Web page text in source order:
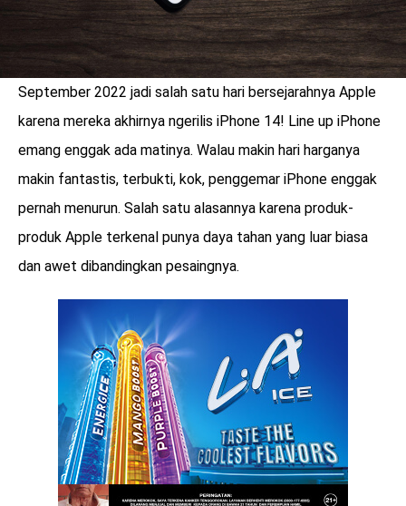
benefit
menarik
September 2022 jadi salah satu hari bersejarahnya Apple
karena mereka akhirnya ngerilis iPhone 14! Line up iPhone
emang enggak ada matinya. Walau makin hari harganya
makin fantastis, terbukti, kok, penggemar iPhone enggak
pernah menurun. Salah satu alasannya karena produk-
produk Apple terkenal punya daya tahan yang luar biasa
dan awet dibandingkan pesaingnya.